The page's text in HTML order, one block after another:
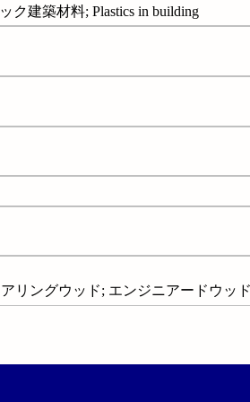
建築材料; Plastics in building
リングウッド; エンジニアードウッド